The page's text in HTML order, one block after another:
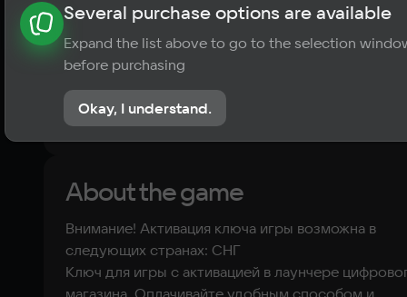
About the game News Publications
? Player ratings
No reviews
About the game
Внимание! Активация ключа игры возможна в
следующих странах: СНГ
Ключ для игры с активацией в лаунчере
магазина. Оплачивайте удобным способом и
Several purchase options are available
Expand the list above to go to the selection
before purchasing
Okay, I understand.